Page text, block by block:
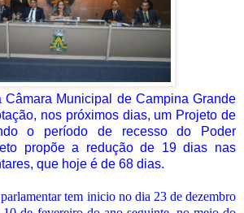
Câmara Municipal de Campina Grande
nos próximos dias, um Projeto de
o período de recesso do Poder
propõe a redução de 19 dias nas
que hoje é de 68 dias.
tem inicio no dia 23 de dezembro